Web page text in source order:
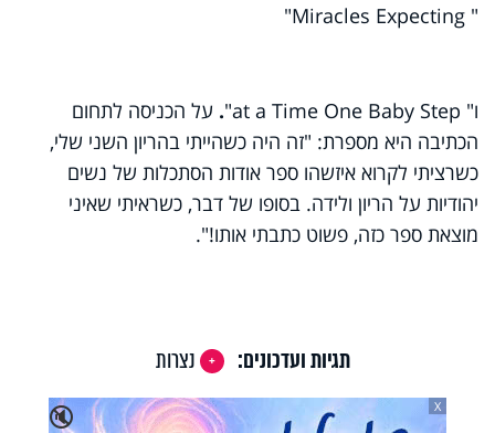
"
Expecting
Miracles
"
ו" One Baby Step
at a Time
"
. על הכניסה לתחום
הכתיבה היא מספרת: "זה היה כשהייתי בהריון השני שלי,
כשרציתי לקרוא איזשהו ספר אודות הסתכלות של נשים
יהודיות על הריון ולידה. בסופו של דבר, כשראיתי שאיני
מוצאת ספר כזה, פשוט כתבתי אותו!".
תגיות ועדכונים:
נצרות
🔇
X